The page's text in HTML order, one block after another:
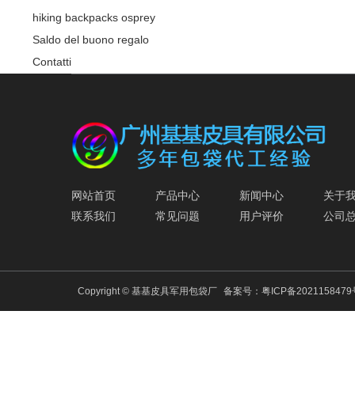
hiking backpacks osprey
Saldo del buono regalo
Contatti
网站首页 产品中心 新闻中心
关于
联系我们
常见问题 用户评价 公司
Copyright © 基基皮具军用包袋厂 备案号： 粤ICP备2021158479